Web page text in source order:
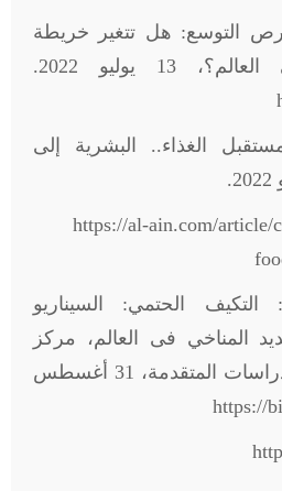
التوسع: هل تتغير خريطة
13 يوليو 2022.
الغذاء.. البشرية إلى
https://al-ain.com/article/
الحتمي: السيناريو
المناخي فى العالم، مركز
المستقبل للأبحاث والدراسات المتقدمة، 31 أغسطس
https://